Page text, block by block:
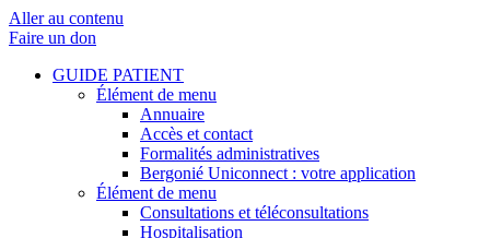
Aller au contenu
Faire un don
GUIDE PATIENT
Élément de menu
Annuaire
Accès et contact
Formalités administratives
Bergonié Uniconnect : votre application
Élément de menu
Consultations et téléconsultations
Hospitalisation